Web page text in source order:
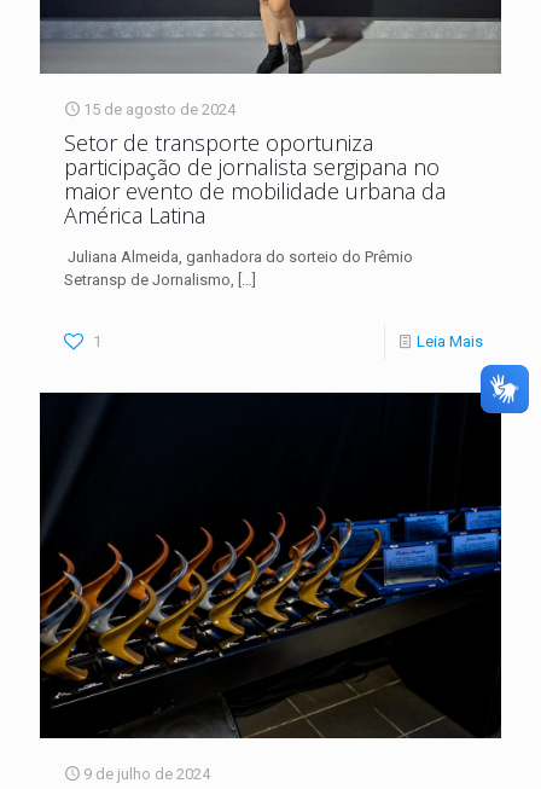
15 de agosto de 2024
Setor de transporte oportuniza
participação de jornalista sergipana no
maior evento de mobilidade urbana da
América Latina
Juliana Almeida, ganhadora do sorteio do Prêmio
Setransp de Jornalismo, […]
1 Leia Mais
9 de julho de 2024